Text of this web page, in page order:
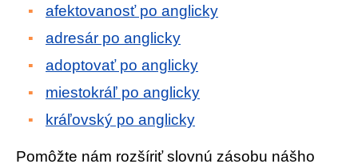
afektovanosť po anglicky
adresár po anglicky
adoptovať po anglicky
miestokráľ po anglicky
kráľovský po anglicky
Pomôžte nám rozšíriť slovnú zásobu nášho